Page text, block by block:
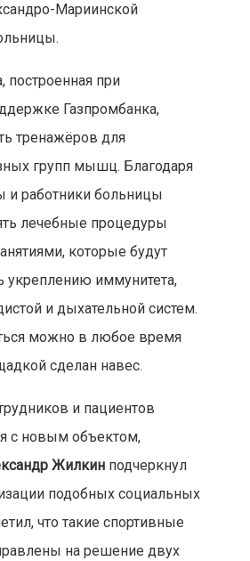
Мариинской
построенная при
Газпромбанка,
тренажёров для
групп мышц. Благодаря
и работники больницы
лечебные процедуры
которые будут
укреплению иммунитета,
и дыхательной систем.
можно в любое время
сделан навес.
и пациентов
с новым объектом,
Жилкин подчеркнул
подобных социальных
что такие спортивные
на решение двух